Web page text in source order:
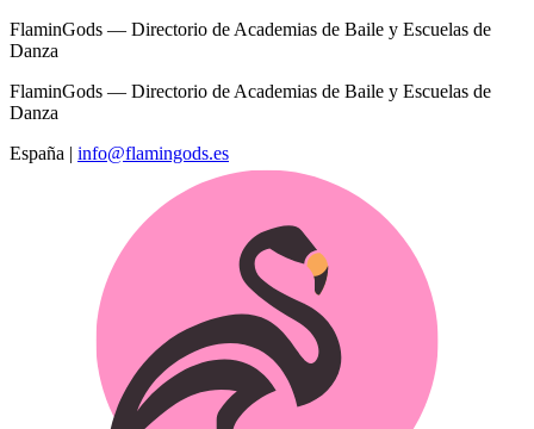
FlaminGods — Directorio de Academias de Baile y Escuelas de
Danza
FlaminGods — Directorio de Academias de Baile y Escuelas de
Danza
España | info@flamingods.es